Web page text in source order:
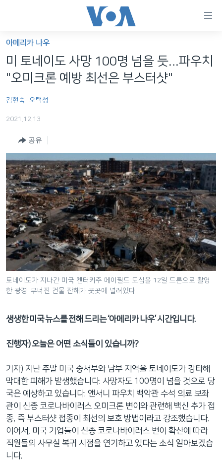
가
능
링
인
로
이
동
메
인
네
비
게
션
으
이
검
으
로
이
등
세계
라디오
프로그램
주파수 안내
언어 선택
아메리카 나우
미 토네이도 사망 100명 넘을 듯...파우치
"오미크론 예방 최선은 부스터샷"
김현숙 오택성
2021.12.13
공유
토네이도가 지나간 미국 켄터키주 메이필드 도심을 12일 드론으로 촬영
한 광경. 무너진 건물 잔해가 곳곳에 널려있다.
생생한 미국 뉴스를 전해 드리는 ‘아메리카 나우’ 시간입니다.
진행자) 오늘은 어떤 소식들이 있습니까?
기자) 지난 주말 미국 중서부와 남부 지역을 토네이도가 강타해
막대한 피해가 발생했습니다. 사망자도 100명이 넘을 것으로 당
국은 예상하고 있습니다. 앤서니 파우치 백악관 수석 의료 보좌
관이 신종 코로나바이러스 오미크론 변이와 관련해 백신 추가 접
종, 즉 부스터샷 접종이 최선의 보호 방법이라고 강조했습니다.
이어서, 미국 기업들이 신종 코로나바이러스 변이 확산에 따라
직원들의 사무실 복귀 시점을 연기하고 있다는 소식 알아보겠습
니다.